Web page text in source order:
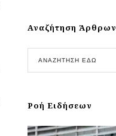
Αναζήτηση Άρθρων
Ροή Ειδήσεων